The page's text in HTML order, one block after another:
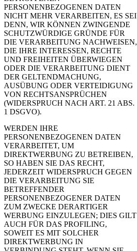
PERSONENBEZOGENEN DATEN
NICHT MEHR VERARBEITEN, ES SEI
DENN, WIR KÖNNEN ZWINGENDE
SCHUTZWÜRDIGE GRÜNDE FÜR
DIE VERARBEITUNG NACHWEISEN,
DIE IHRE INTERESSEN, RECHTE
UND FREIHEITEN ÜBERWIEGEN
ODER DIE VERARBEITUNG DIENT
DER GELTENDMACHUNG,
AUSÜBUNG ODER VERTEIDIGUNG
VON RECHTSANSPRÜCHEN
(WIDERSPRUCH NACH ART. 21 ABS.
1 DSGVO).
WERDEN IHRE
PERSONENBEZOGENEN DATEN
VERARBEITET, UM
DIREKTWERBUNG ZU BETREIBEN,
SO HABEN SIE DAS RECHT,
JEDERZEIT WIDERSPRUCH GEGEN
DIE VERARBEITUNG SIE
BETREFFENDER
PERSONENBEZOGENER DATEN
ZUM ZWECKE DERARTIGER
WERBUNG EINZULEGEN; DIES GILT
AUCH FÜR DAS PROFILING,
SOWEIT ES MIT SOLCHER
DIREKTWERBUNG IN